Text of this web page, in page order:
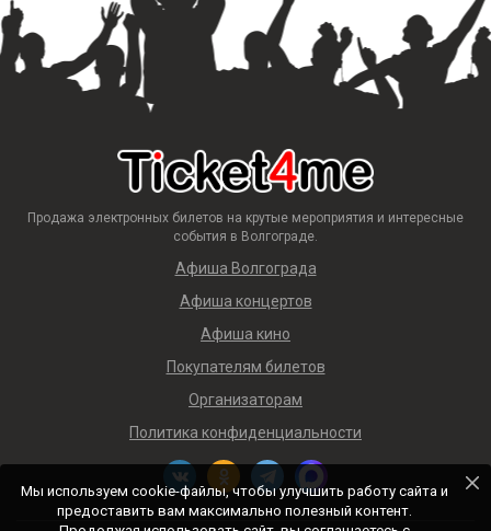
Продажа электронных билетов на крутые мероприятия и интересные
события в Волгограде.
Афиша Волгограда
Афиша концертов
Афиша кино
Покупателям билетов
Организаторам
Политика конфиденциальности
Мы используем cookie-файлы, чтобы улучшить работу сайта и
предоставить вам максимально полезный контент.